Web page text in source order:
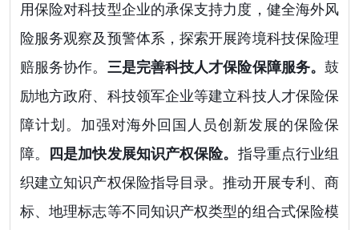
用保险对科技型企业的承保支持力度，健全海外风
险服务观察及预警体系，探索开展跨境科技保险理
赔服务协作。 三是完善科技人才保险保障服务。鼓
励地方政府、科技领军企业等建立科技人才保险保
障计划。加强对海外回国人员创新发展的保险保
障。
四是加快发展知识产权保险。 指导重点行业组
织建立知识产权保险指导目录。推动开展专利、商
标、地理标志等不同知识产权类型的组合式保险模